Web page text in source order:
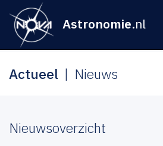
Astronomie.nl
Actueel Nieuws
Nieuwsoverzicht